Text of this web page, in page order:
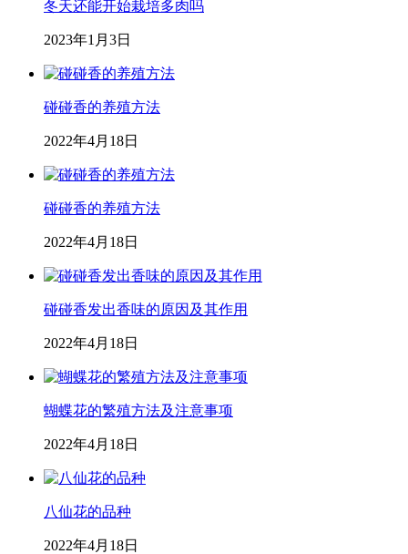
冬天还能开始栽培多肉吗
2023年1月3日
碰碰香的养殖方法
2022年4月18日
碰碰香的养殖方法
2022年4月18日
碰碰香发出香味的原因及其作用
2022年4月18日
蝴蝶花的繁殖方法及注意事项
2022年4月18日
八仙花的品种
2022年4月18日